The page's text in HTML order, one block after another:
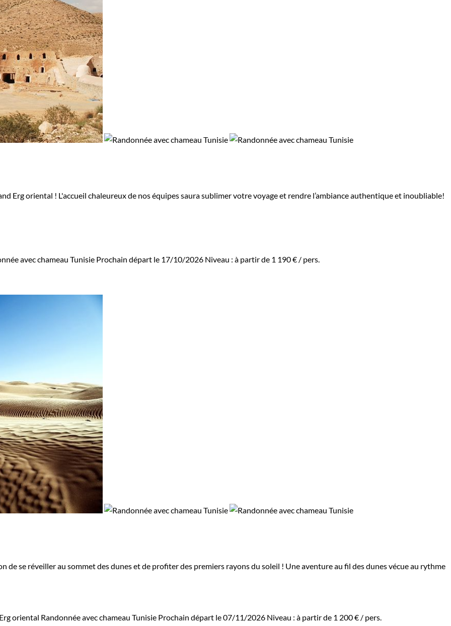
Erg oriental ! L'accueil chaleureux de nos équipes saura sublimer votre voyage et rendre l’ambiance authentique et inoubliable!
avec chameau Tunisie Prochain départ le 17/10/2026 Niveau : à partir de 1 190 € / pers.
de se réveiller au sommet des dunes et de profiter des premiers rayons du soleil ! Une aventure au fil des dunes vécue au rythme
oriental Randonnée avec chameau Tunisie Prochain départ le 07/11/2026 Niveau : à partir de 1 200 € / pers.